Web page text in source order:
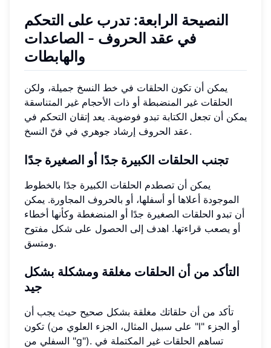
النصيحة الرابعة: تدرب على التحكم
في عقد الحروف - الصاعدات
والهابطات
يمكن أن تكون الحلقات في خط النسخ جميلة، ولكن
الحلقات غير المنضبطة أو ذات الأحجام غير المتناسقة
يمكن أن تجعل الكتابة تبدو فوضوية. يعد إتقان التحكم في
عقد الحروف إرشاد جوهري في فنّ النسخ.
تجنب الحلقات الكبيرة جدًا أو الصغيرة جدًا
يمكن أن تصطدم الحلقات الكبيرة جدًا بالخطوط
الموجودة أعلاها أو أسفلها، أو بالحروف المجاورة. يمكن
أن تبدو الحلقات الصغيرة جدًا أو المنضغطة وكأنها أخطاء
أو يصعب قراءتها. اهدف إلى الحصول على شكل مفتوح
ومتسق.
التأكد من أن الحلقات مغلقة ومشكلة بشكل
جيد
تأكد من أن حلقاتك مغلقة بشكل صحيح حيث يجب أن
تكون (على سبيل المثال، الجزء العلوي من "l" أو الجزء
السفلي من "g"). تساهم الحلقات غير المكتملة في